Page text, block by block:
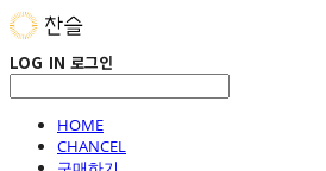
LOG IN 로그인
HOME
CHANCEL